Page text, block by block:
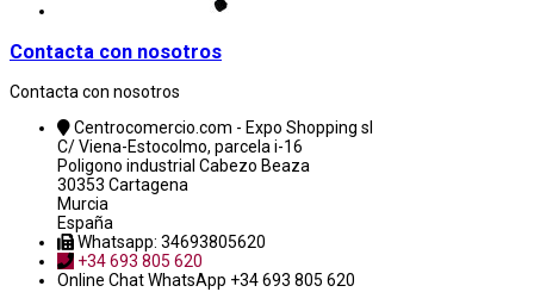
Contacta con nosotros
Contacta con nosotros
Centrocomercio.com - Expo Shopping sl
C/ Viena-Estocolmo, parcela i-16
Poligono industrial Cabezo Beaza
30353 Cartagena
Murcia
España
Whatsapp: 34693805620
+34 693 805 620
Online ChatWhatsApp +34 693 805 620